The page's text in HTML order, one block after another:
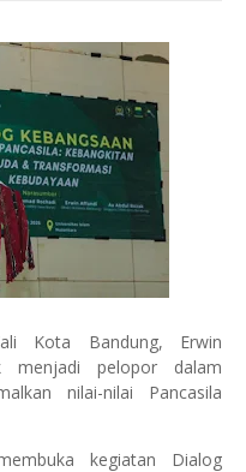
Kota Bandung, Erwin
menjadi pelopor dalam
nilai-nilai Pancasila
kegiatan Dialog